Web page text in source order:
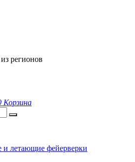
регионов
Корзина
и летающие фейерверки